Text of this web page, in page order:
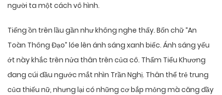
người ta một cách vô hình.
Tiếng ồn trên lầu gần như không nghe thấy. Bốn chữ “An
Toàn Thông Đạo” lóe lên ánh sáng xanh biếc. Ánh sáng yếu
ớt này khắc trên nửa thân trên của cô. Thẩm Tiểu Khương
đang cúi đầu ngước mắt nhìn Trần Nghị. Thân thể trẻ trung
của thiếu nữ, nhưng lại có những cơ bắp mỏng mà căng đầy